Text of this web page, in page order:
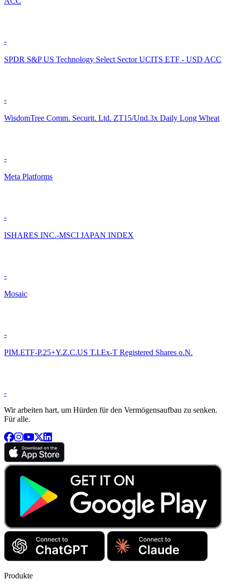
-
SPDR S&P US Technology Select Sector UCITS ETF - USD ACC
-
WisdomTree Comm. Securit. Ltd. ZT15/Und.3x Daily Long Wheat
-
Meta Platforms
-
ISHARES INC.-MSCI JAPAN INDEX
-
Mosaic
-
PIM.ETF-P.25+Y.Z.C.US T.I.Ex-T Registered Shares o.N.
-
Wir arbeiten hart, um Hürden für den Vermögensaufbau zu senken.
Für alle.
Produkte